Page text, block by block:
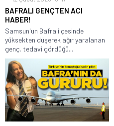
BAFRALI GENÇTEN ACI
HABER!
Samsun'un Bafra ilçesinde
yüksekten düşerek ağır yaralanan
genç, tedavi gördüğü...